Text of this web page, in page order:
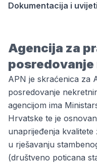
Dokumentacija i
Agencija za
posredovanje
APN je skraćenica za
posredovanje
agencijom ima
Hrvatske te je
unaprijeđenja
u rješavanju
(društveno poticana